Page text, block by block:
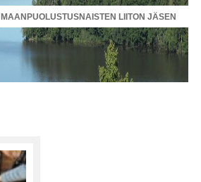
MAANPUOLUSTUSNAISTEN LIITON JÄSEN